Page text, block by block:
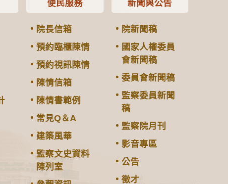
便民服務
院長信箱
預約臨櫃陳情
預約視訊陳情
陳情信箱
陳情書範例
常見Q＆A
建築風華
監察文史資料
陳列室
新聞與公告
院新聞稿
國家人權委員
會新聞稿
委員會新聞稿
監察委員新聞
稿
監察院月刊
影音專區
公告
徵才